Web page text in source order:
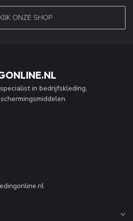
ONZE SHOP
in bedrijfskleding,